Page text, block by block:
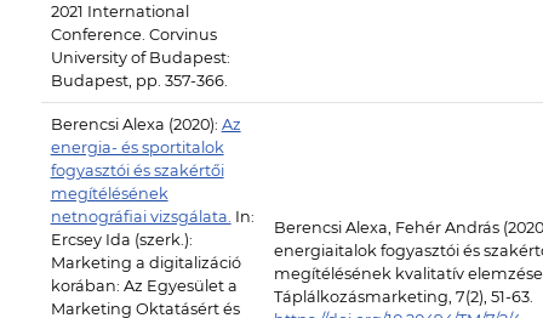
2021 International
Conference. Corvinus
University of Budapest:
Budapest, pp. 357-366.
Berencsi Alexa (2020): Az
energia- és sportitalok
fogyasztói és szakértői
megítélésének
netnográfiai vizsgálata. In:
Ercsey Ida (szerk.):
Marketing a digitalizáció
korában: Az Egyesület a
Marketing Oktatásért és
Berencsi Alexa, Fehér András
energiaitalok fogyasztói és
megítélésének kvalitatív
Táplálkozásmarketing, 7(2), 51-63.